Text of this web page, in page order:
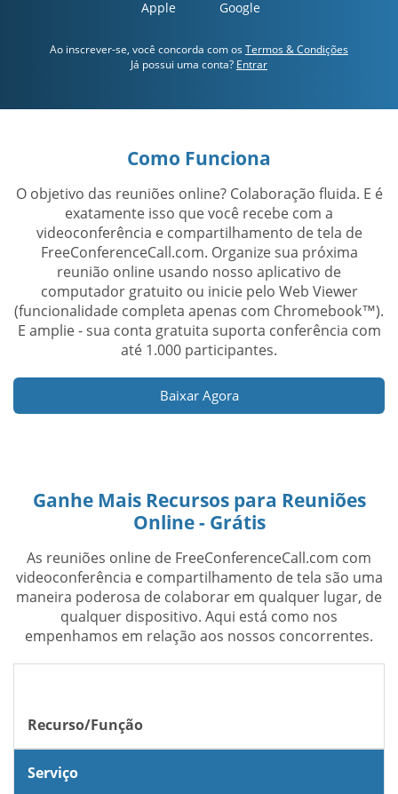
Apple Google
Ao inscrever-se, você concorda com os Termos & Condições
Já possui uma conta? Entrar
Como Funciona
O objetivo das reuniões online? Colaboração fluida. E é
exatamente isso que você recebe com a
videoconferência e compartilhamento de tela de
FreeConferenceCall.com. Organize sua próxima
reunião online usando nosso aplicativo de
computador gratuito ou inicie pelo Web Viewer
(funcionalidade completa apenas com Chromebook™).
E amplie - sua conta gratuita suporta conferência com
até 1.000 participantes.
Baixar Agora
Ganhe Mais Recursos para Reuniões
Online - Grátis
As reuniões online de FreeConferenceCall.com com
videoconferência e compartilhamento de tela são uma
maneira poderosa de colaborar em qualquer lugar, de
qualquer dispositivo. Aqui está como nos
empenhamos em relação aos nossos concorrentes.
Recurso/Função
Serviço